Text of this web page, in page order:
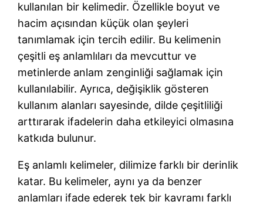
kullanılan bir kelimedir. Özellikle boyut ve
hacim açısından küçük olan şeyleri
tanımlamak için tercih edilir. Bu kelimenin
çeşitli eş anlamlıları da mevcuttur ve
metinlerde anlam zenginliği sağlamak için
kullanılabilir. Ayrıca, değişiklik gösteren
kullanım alanları sayesinde, dilde çeşitliliği
arttırarak ifadelerin daha etkileyici olmasına
katkıda bulunur.
Eş anlamlı kelimeler, dilimize farklı bir derinlik
katar. Bu kelimeler, aynı ya da benzer
anlamları ifade ederek tek bir kavramı farklı